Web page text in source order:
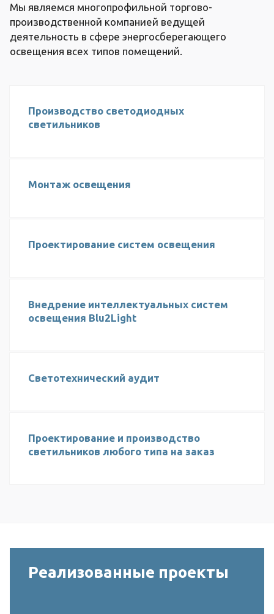
Мы являемся многопрофильной торгово-
производственной компанией ведущей
деятельность в сфере энергосберегающего
освещения всех типов помещений.
Производство светодиодных
светильников
Монтаж освещения
Проектирование систем освещения
Внедрение интеллектуальных систем
освещения Blu2Light
Светотехнический аудит
Проектирование и производство
светильников любого типа на заказ
Реализованные проекты